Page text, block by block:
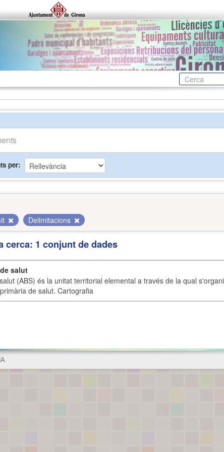
per
Delimitacions
cerca: 1 conjunt de dades
salut
(ABS) és la unitat territorial elemental a través de la qual
de salut. Cartografia